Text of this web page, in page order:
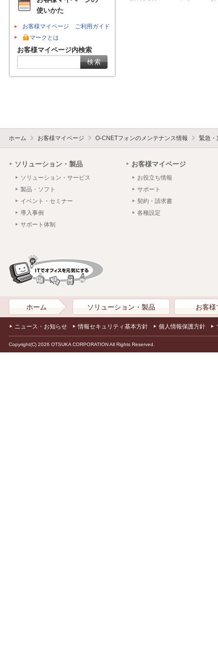
使いかた
お客様マイページ ご利用ガイド
マークとは
お客様マイページ内検索
ホーム お客様マイページ O-CNETフォンのメンテナンス情報 緊急・
ソリューション・製品
ソリューション・サービス
製品・ソフト
イベント・セミナー
導入事例
サポート体制
お客様マイページ
お役立ち情報
サポート
契約・請求書
各種設定
ホーム ソリューション・製品 お客様
ニュース・お知らせ 情報セキュリティ基本方針 個人情報保護方針
Copyright(C) 2026 OTSUKA CORPORATION All Rights Reserved.